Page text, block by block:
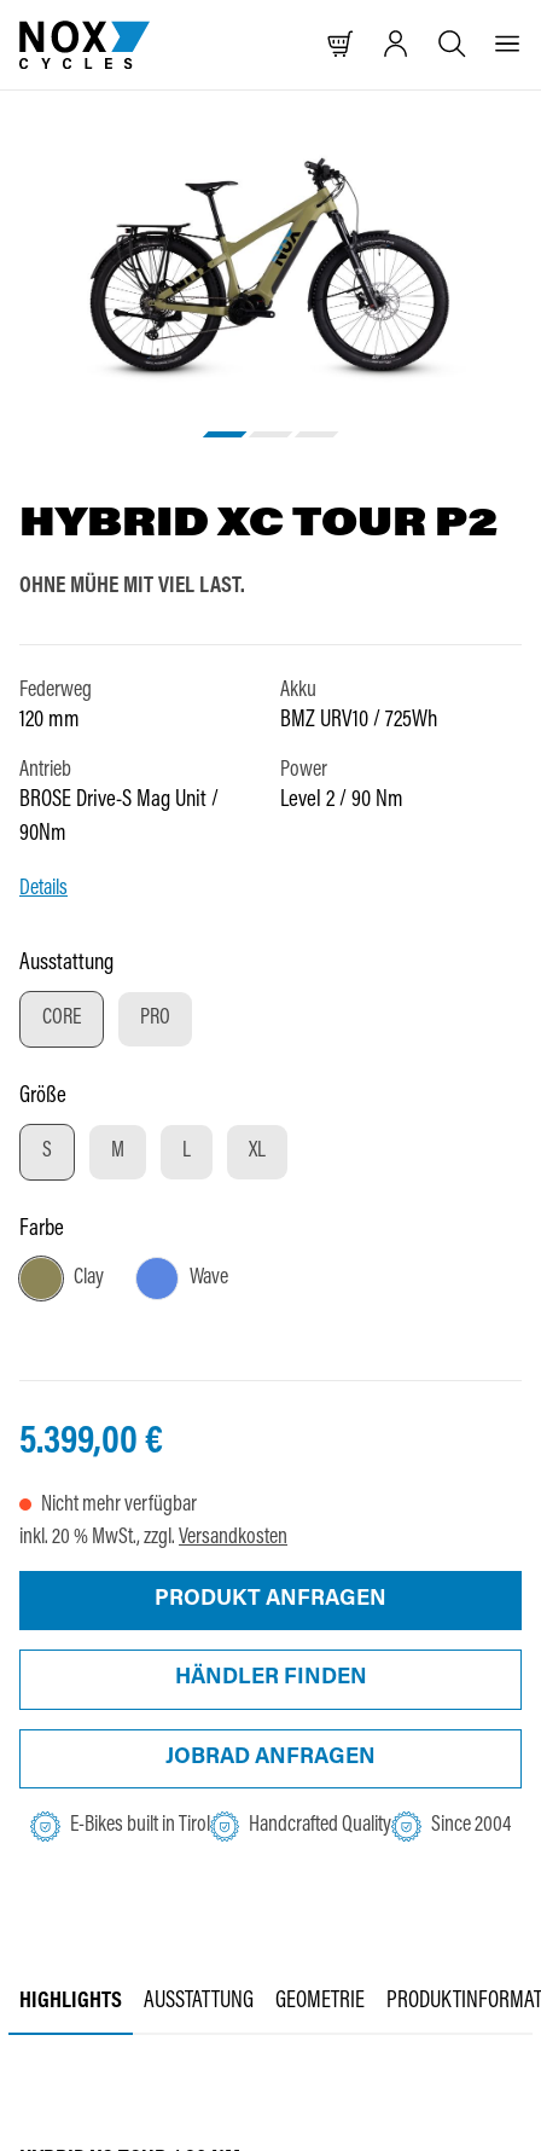
SPRINGEN
SPRINGENSPRINGEN
HYBRID XC TOUR P2
OHNE MÜHE MIT VIEL LAST.
Federweg
120 mm
Akku
BMZ URV10 / 725Wh
Antrieb
BROSE Drive-S Mag Unit /
90Nm
Power
Level 2 / 90 Nm
Details
Ausstattungauswählen
CORE PRO
Größeauswählen
S M L XL
Farbeauswählen
Clay Wave
5.399,00 €
Nicht mehr verfügbar
inkl. 20 % MwSt., zzgl. Versandkosten
PRODUKT ANFRAGEN
HÄNDLER FINDEN
JOBRAD ANFRAGEN
E-Bikes built in Tirol Handcrafted Quality Since 2004
HIGHLIGHTS AUSSTATTUNG GEOMETRIE